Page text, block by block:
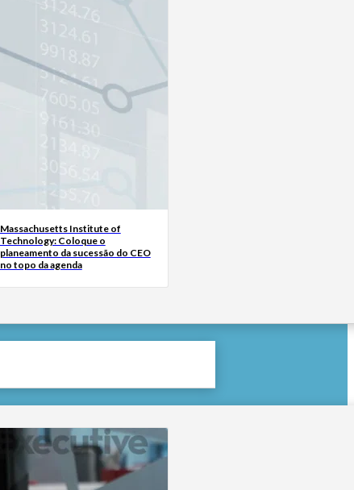
Massachusetts Institute of
Technology: Coloque o
planeamento da sucessão do CEO
no topo da agenda